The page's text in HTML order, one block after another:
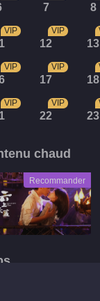
7 8
VIP
12
VIP
13
VIP
17
VIP
18
VIP
22
VIP
23
chaud
Recommander